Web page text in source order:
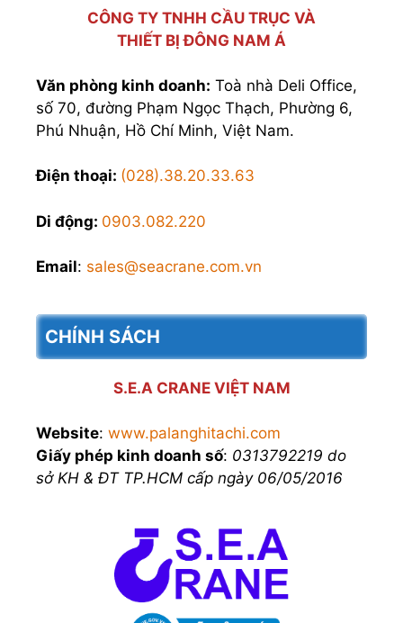
CÔNG TY TNHH CẦU TRỤC VÀ
THIẾT BỊ ĐÔNG NAM Á
Văn phòng kinh doanh: Toà nhà Deli Office,
số 70, đường Phạm Ngọc Thạch, Phường 6,
Phú Nhuận, Hồ Chí Minh, Việt Nam.
Điện thoại: (028).38.20.33.63
Di động: 0903.082.220
Email: sales@seacrane.com.vn
CHÍNH SÁCH
S.E.A CRANE VIỆT NAM
Website: www.palanghitachi.com
Giấy phép kinh doanh số: 0313792219 do
sở KH & ĐT TP.HCM cấp ngày 06/05/2016